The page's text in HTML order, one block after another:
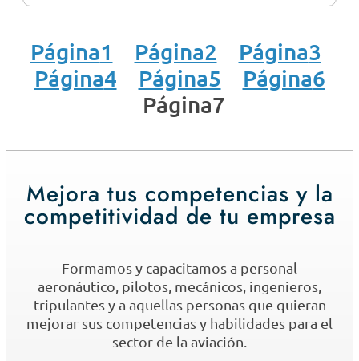
Página1 Página2 Página3
Página4 Página5 Página6
Página7
Mejora tus competencias y la
competitividad de tu empresa
Formamos y capacitamos a personal
aeronáutico, pilotos, mecánicos, ingenieros,
tripulantes y a aquellas personas que quieran
mejorar sus competencias y habilidades para el
sector de la aviación.